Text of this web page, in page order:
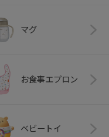
マグ
お食事エプロン
ベビートイ